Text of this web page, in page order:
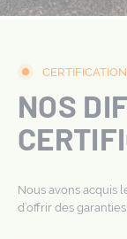
NOS
Nous avons acquis
d’offrir des